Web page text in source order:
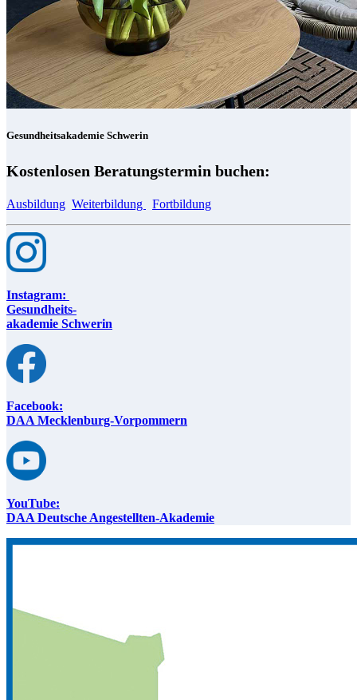
Gesundheitsakademie Schwerin
Kostenlosen Beratungstermin buchen:
Ausbildung Weiterbildung Fortbildung
Instagram:
Gesundheits-
akademie Schwerin
Facebook:
DAA Mecklenburg-Vorpommern
YouTube:
DAA Deutsche Angestellten-Akademie